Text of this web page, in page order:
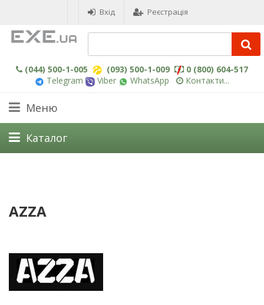
Вхід Реєстрація
(044) 500-1-005 (093) 500-1-009
0 (800) 604-517
Telegram
Viber WhatsApp Контакти...
Меню
Каталог
AZZA